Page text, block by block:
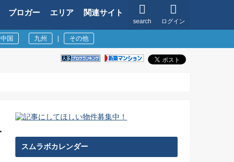
ログイン
search
ブロガー エリア 関連サイト
中国 九州 その他
スムラボカレンダー